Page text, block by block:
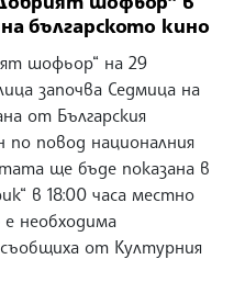
българското кино
шофьор“ на 29
започва Седмица на
от Българския
повод националния
ще бъде показана в
в 18:00 часа местно
необходима
от Културния